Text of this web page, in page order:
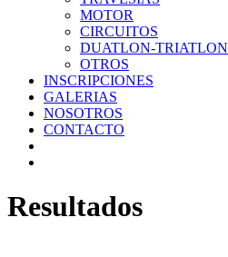
MOTOR
CIRCUITOS
DUATLON-TRIATLON
OTROS
INSCRIPCIONES
GALERIAS
NOSOTROS
CONTACTO
Resultados